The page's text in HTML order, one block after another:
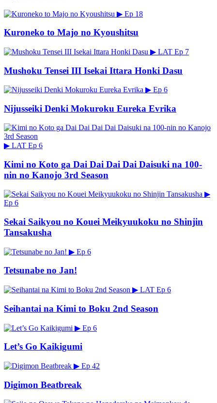
▶ Ep 18
Kuroneko to Majo no Kyoushitsu
▶ LAT Ep 7
Mushoku Tensei III Isekai Ittara Honki Dasu
▶ Ep 6
Nijusseiki Denki Mokuroku Eureka Evrika
▶ LAT Ep 6
Kimi no Koto ga Dai Dai Dai Dai Daisuki na 100-
nin no Kanojo 3rd Season
▶
Ep 6
Sekai Saikyou no Kouei Meikyuukoku no Shinjin
Tansakusha
▶ Ep 6
Tetsunabe no Jan!
▶ LAT Ep 6
Seihantai na Kimi to Boku 2nd Season
▶ Ep 6
Let’s Go Kaikigumi
▶ Ep 42
Digimon Beatbreak